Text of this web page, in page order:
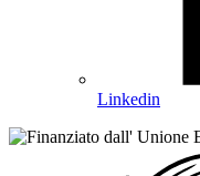
Linkedin